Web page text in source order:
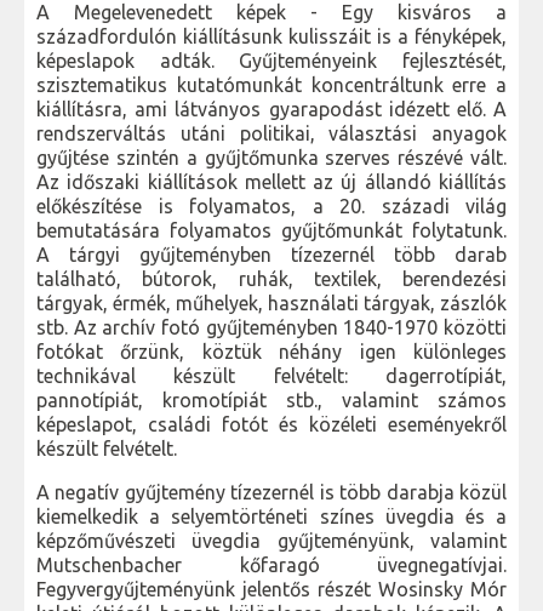
A Megelevenedett képek - Egy kisváros a
századfordulón kiállításunk kulisszáit is a fényképek,
képeslapok adták. Gyűjteményeink fejlesztését,
szisztematikus kutatómunkát koncentráltunk erre a
kiállításra, ami látványos gyarapodást idézett elő. A
rendszerváltás utáni politikai, választási anyagok
gyűjtése szintén a gyűjtőmunka szerves részévé vált.
Az időszaki kiállítások mellett az új állandó kiállítás
előkészítése is folyamatos, a 20. századi világ
bemutatására folyamatos gyűjtőmunkát folytatunk.
A tárgyi gyűjteményben tízezernél több darab
található, bútorok, ruhák, textilek, berendezési
tárgyak, érmék, műhelyek, használati tárgyak, zászlók
stb. Az archív fotó gyűjteményben 1840-1970 közötti
fotókat őrzünk, köztük néhány igen különleges
technikával készült felvételt: dagerrotípiát,
pannotípiát, kromotípiát stb., valamint számos
képeslapot, családi fotót és közéleti eseményekről
készült felvételt.
A negatív gyűjtemény tízezernél is több darabja közül
kiemelkedik a selyemtörténeti színes üvegdia és a
képzőművészeti üvegdia gyűjteményünk, valamint
Mutschenbacher kőfaragó üvegnegatívjai.
Fegyvergyűjteményünk jelentős részét Wosinsky Mór